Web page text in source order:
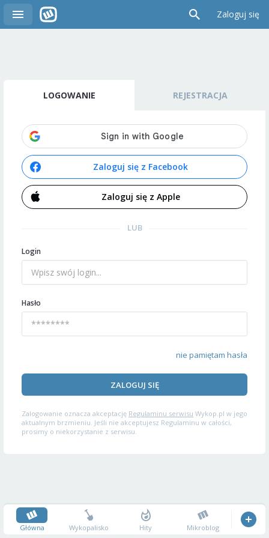
Zaloguj się
LOGOWANIE REJESTRACJA
Zaloguj się z Facebook
Zaloguj się z Apple
LUB
Login
Hasło
nie pamiętam hasła
ZALOGUJ SIĘ
Zalogowanie oznacza akceptację Regulaminu serwisu Wykop.pl w jego
aktualnym brzmieniu. Jeśli nie akceptujesz Regulaminu w całości,
prosimy o niekorzystanie z serwisu.
Główna Wykopalisko Hity Mikroblog